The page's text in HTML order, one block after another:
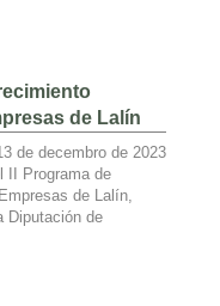
de Lalín
de decembro de 2023
II Programa de
de Lalín,
Diputación de